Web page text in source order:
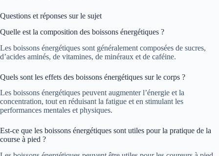
Questions et réponses sur le sujet
Quelle est la composition des boissons énergétiques ?
Les boissons énergétiques sont généralement composées de sucres,
d’acides aminés, de vitamines, de minéraux et de caféine.
Quels sont les effets des boissons énergétiques sur le corps ?
Les boissons énergétiques peuvent augmenter l’énergie et la
concentration, tout en réduisant la fatigue et en stimulant les
performances mentales et physiques.
Est-ce que les boissons énergétiques sont utiles pour la pratique de la
course à pied ?